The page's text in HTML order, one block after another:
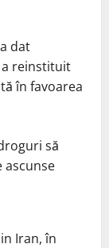
dat
reinstituit
în favoarea
să
ascunse
Iran, în